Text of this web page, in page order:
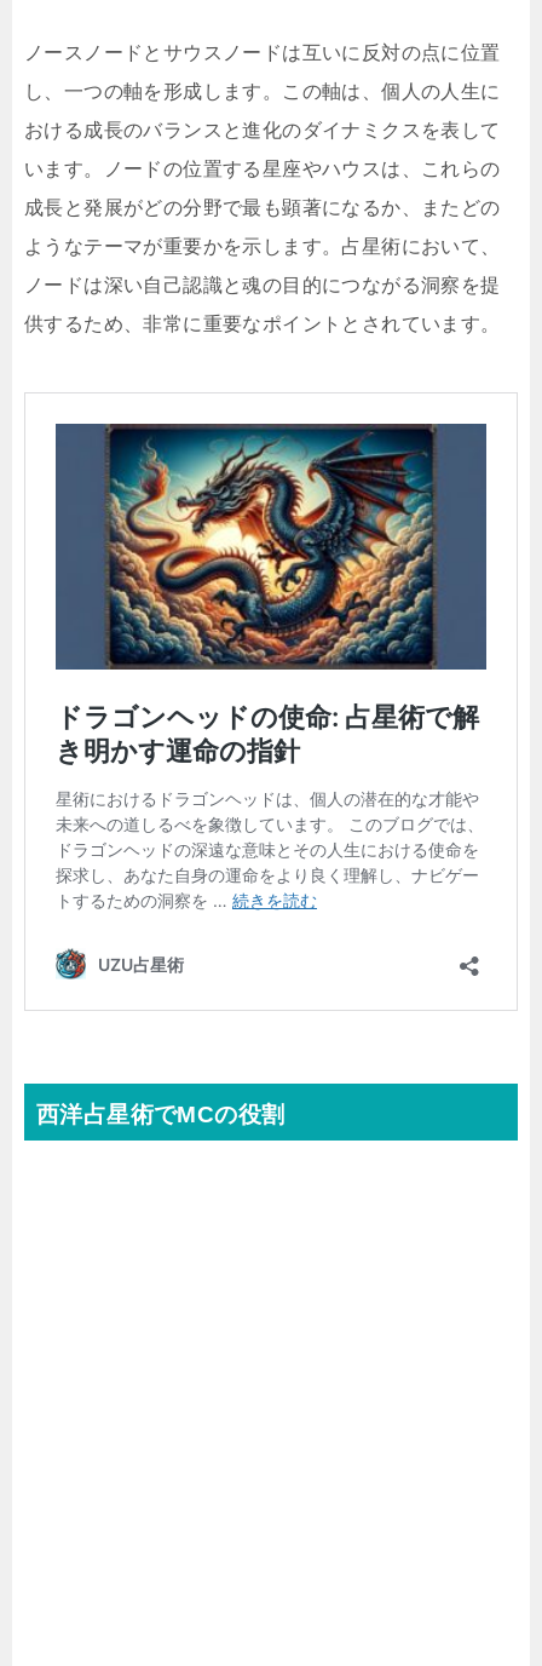
ノースノードとサウスノードは互いに反対の点に位置
し、一つの軸を形成します。この軸は、個人の人生に
おける成長のバランスと進化のダイナミクスを表して
います。ノードの位置する星座やハウスは、これらの
成長と発展がどの分野で最も顕著になるか、またどの
ようなテーマが重要かを示します。占星術において、
ノードは深い自己認識と魂の目的につながる洞察を提
供するため、非常に重要なポイントとされています。
西洋占星術でMCの役割